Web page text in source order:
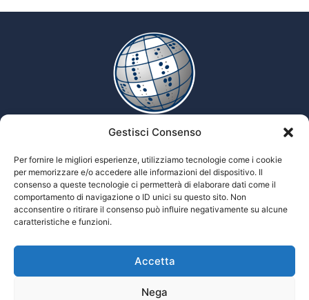
Gestisci Consenso
Per fornire le migliori esperienze, utilizziamo tecnologie come i cookie
per memorizzare e/o accedere alle informazioni del dispositivo. Il
consenso a queste tecnologie ci permetterà di elaborare dati come il
comportamento di navigazione o ID unici su questo sito. Non
acconsentire o ritirare il consenso può influire negativamente su alcune
caratteristiche e funzioni.
Accetta
Nega
Tiflopedia è un sito della Federazione
Nazionale delle Istituzioni Pro Ciechi
Onlus
© 2026 Prociechi.it. Tutti i diritti riservati.